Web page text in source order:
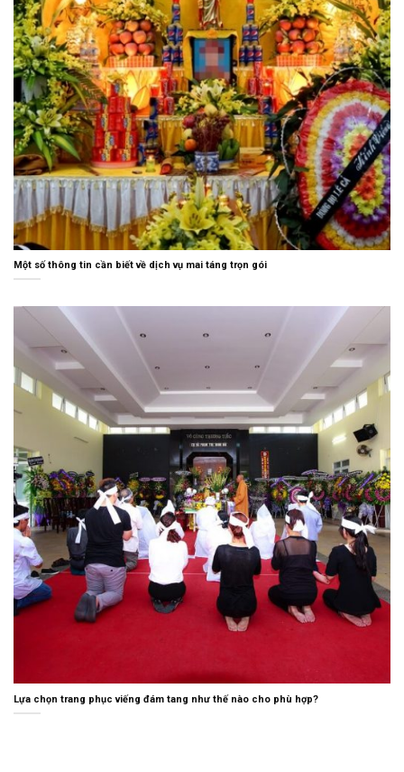
Một số thông tin cần biết về dịch vụ mai táng trọn gói
Lựa chọn trang phục viếng đám tang như thế nào cho phù hợp?